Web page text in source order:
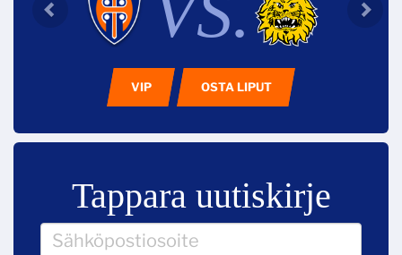
VIP OSTA LIPUT
Tappara uutiskirje